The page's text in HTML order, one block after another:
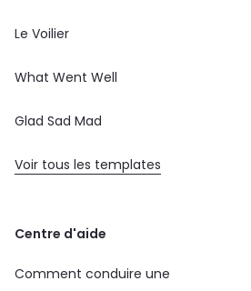
Le Voilier
What Went Well
Glad Sad Mad
Voir tous les templates
Centre d'aide
Comment conduire une